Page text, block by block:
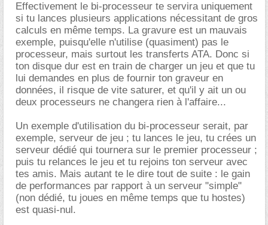
Effectivement le bi-processeur te servira uniquement
si tu lances plusieurs applications nécessitant de gros
calculs en même temps. La gravure est un mauvais
exemple, puisqu'elle n'utilise (quasiment) pas le
processeur, mais surtout les transferts ATA. Donc si
ton disque dur est en train de charger un jeu et que tu
lui demandes en plus de fournir ton graveur en
données, il risque de vite saturer, et qu'il y ait un ou
deux processeurs ne changera rien à l'affaire...
Un exemple d'utilisation du bi-processeur serait, par
exemple, serveur de jeu ; tu lances le jeu, tu crées un
serveur dédié qui tournera sur le premier processeur ;
puis tu relances le jeu et tu rejoins ton serveur avec
tes amis. Mais autant te le dire tout de suite : le gain
de performances par rapport à un serveur "simple"
(non dédié, tu joues en même temps que tu hostes)
est quasi-nul.